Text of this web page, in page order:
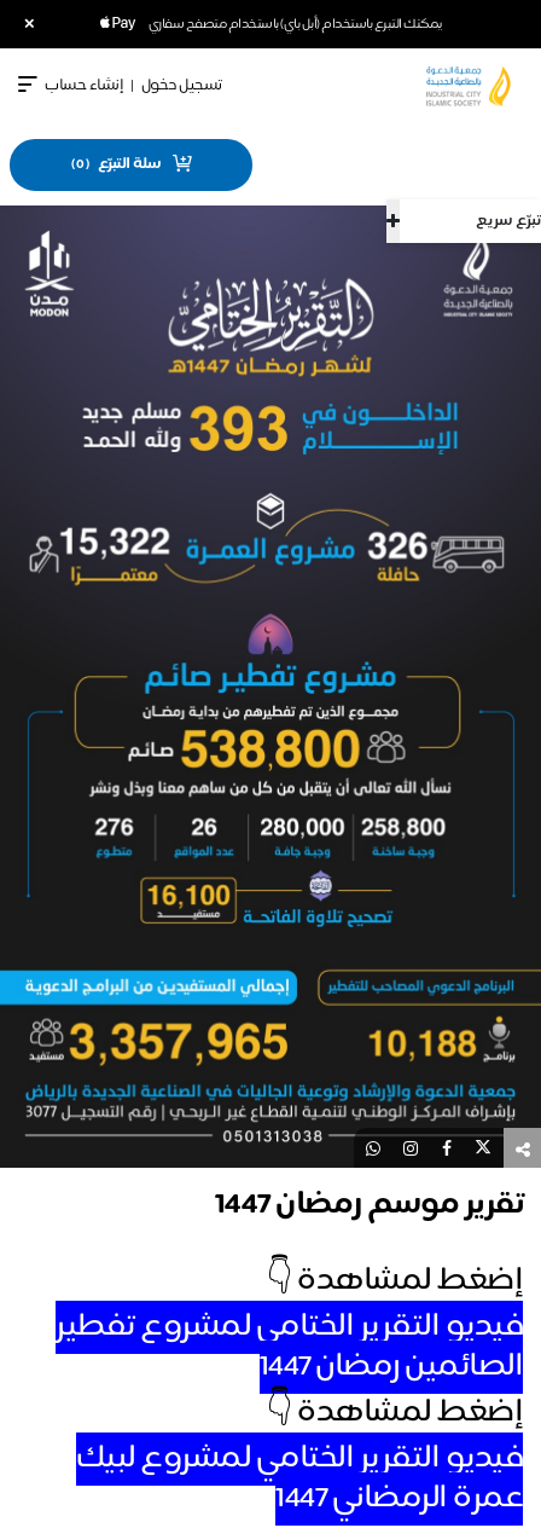
يمكنك التبرع باستخدام (أبل باي) باستخدام متصفح سفاري
تسجيل دخول | إنشاء حساب
سلة التبرّع (
0
)
موسم رمضان 1447
لمشاهدة 👇
التقرير الختامي لمشروع تفطير
رمضان 1447
لمشاهدة 👇
التقرير الختامي لمشروع لبيك
الرمضاني 1447